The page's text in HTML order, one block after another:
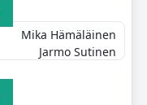
Mika Hämäläinen
Jarmo Sutinen